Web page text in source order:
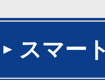
スマー